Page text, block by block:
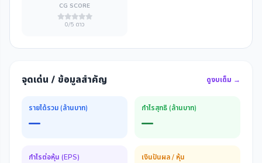
CG SCORE
0/5 ดาว
จุดเด่น / ข้อมูลสำคัญ ดูงบเต็ม →
รายได้รวม (ล้านบาท)
—
กำไรสุทธิ (ล้านบาท)
—
กำไรต่อหุ้น (EPS) เงินปันผล / หุ้น